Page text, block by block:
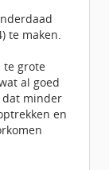
te maken.
te grote
al goed
dat minder
en